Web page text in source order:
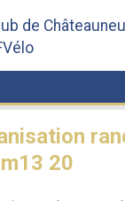
de
20